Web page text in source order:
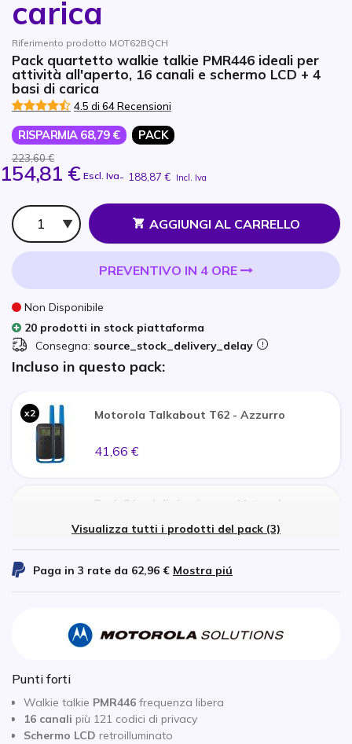
carica
Riferimento prodotto MOT62BQCH
Pack quartetto walkie talkie PMR446 ideali per
attività all'aperto, 16 canali e schermo LCD + 4
basi di carica
4.5 di 64 Recensioni
RISPARMIA 68,79 € PACK
223,60 €
154,81 € Escl. Iva- 188,87 € Incl. Iva
Qtà
AGGIUNGI AL CARRELLO
PREVENTIVO IN 4 ORE
Non Disponibile
20 prodotti in stock piattaforma
Consegna: source_stock_delivery_delay
Incluso in questo pack:
x2 Motorola Talkabout T62 - Azzurro
41,66 €
Pack 2 basi di ricarica per Motorola
Visualizza tutti i prodotti del pack (3)
Paga in 3 rate da 62,96 € Mostra piú
Punti forti
Walkie talkie PMR446 frequenza libera
16 canali più 121 codici di privacy
Schermo LCD retroilluminato